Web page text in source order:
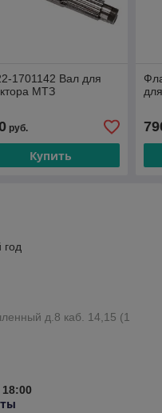
1701142 Вал для
МТЗ
руб.
Купить
год
д.8 каб. 14,15 (1